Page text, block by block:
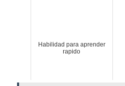
Habilidad para aprender
rapido